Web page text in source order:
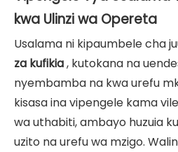
kwa Ulinzi wa Opereta
Usalama ni kipaumbele cha
za kufikia, kutokana na
nyembamba na kwa urefu
kisasa ina vipengele kama
wa uthabiti, ambayo huzuia
uzito na urefu wa mzigo.